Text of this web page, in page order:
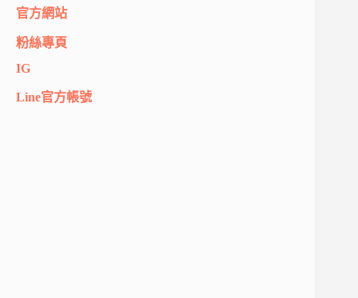
官方網站
粉絲專頁
IG
Line官方帳號